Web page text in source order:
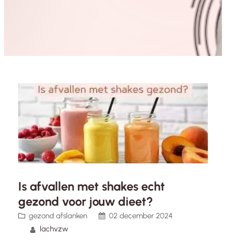
Is afvallen met shakes echt
gezond voor jouw dieet?
gezond afslanken
02 december 2024
lachvzw